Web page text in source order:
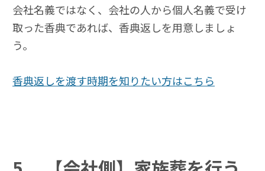
会社名義ではなく、会社の人から個人名義で受け
取った香典であれば、香典返しを用意しましょ
う。
香典返しを渡す時期を知りたい方はこちら